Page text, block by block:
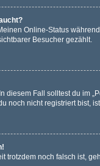
Online-Status
Besucher gezählt.
Fall solltest du im
noch nicht registriert bist,
noch falsch ist,